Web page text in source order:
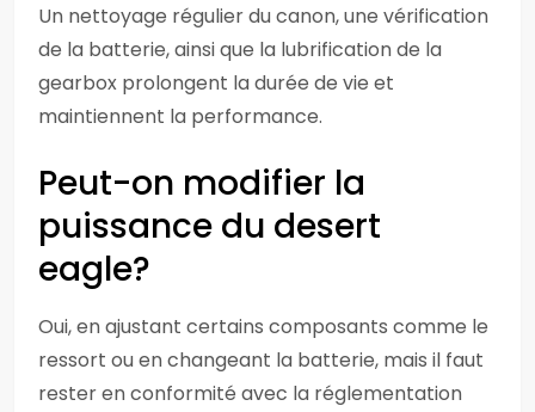
Un nettoyage régulier du canon, une vérification
de la batterie, ainsi que la lubrification de la
gearbox prolongent la durée de vie et
maintiennent la performance.
Peut-on modifier la
puissance du desert
eagle?
Oui, en ajustant certains composants comme le
ressort ou en changeant la batterie, mais il faut
rester en conformité avec la réglementation